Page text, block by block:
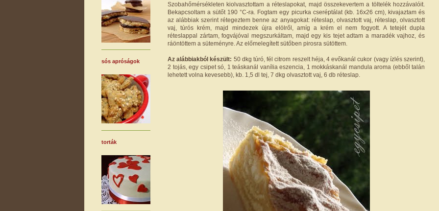
Szobahőmérsékleten kiolvasztottam a réteslapokat, majd összekevertem a töltelék hozzávalóit.
Bekapcsoltam a sütőt 190 °C-ra. Fogtam egy picurka cseréptálat (kb. 16x26 cm), kivajaztam és
az alábbiak szerint rétegeztem benne az anyagokat: réteslap, olvasztott vaj, réteslap, olvasztott
vaj, túrós krém, majd mindezek újra elölről, amíg a krém el nem fogyott. A tetejét dupla
réteslappal zártam, fogvájóval megszurkáltam, majd egy kis tejet adtam a maradék vajhoz, és
ráöntöttem a süteményre. Az előmelegített sütőben pirosra sütöttem.
Az alábbiakból készült: 50 dkg túró, fél citrom reszelt héja, 4 evőkanál cukor (vagy ízlés szerint),
2 tojás, egy csipet só, 1 teáskanál vanília eszencia, 1 mokkáskanál mandula aroma (ebből talán
lehetett volna kevesebb), kb. 1,5 dl tej, 7 dkg olvasztott vaj, 6 db réteslap.
sós apróságok
torták